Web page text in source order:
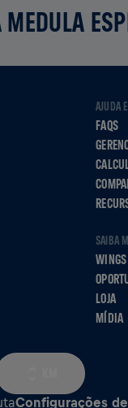
AJUDA
FAQS
SAIBA
WINGS
LOJA
MÍDIA
Configurações